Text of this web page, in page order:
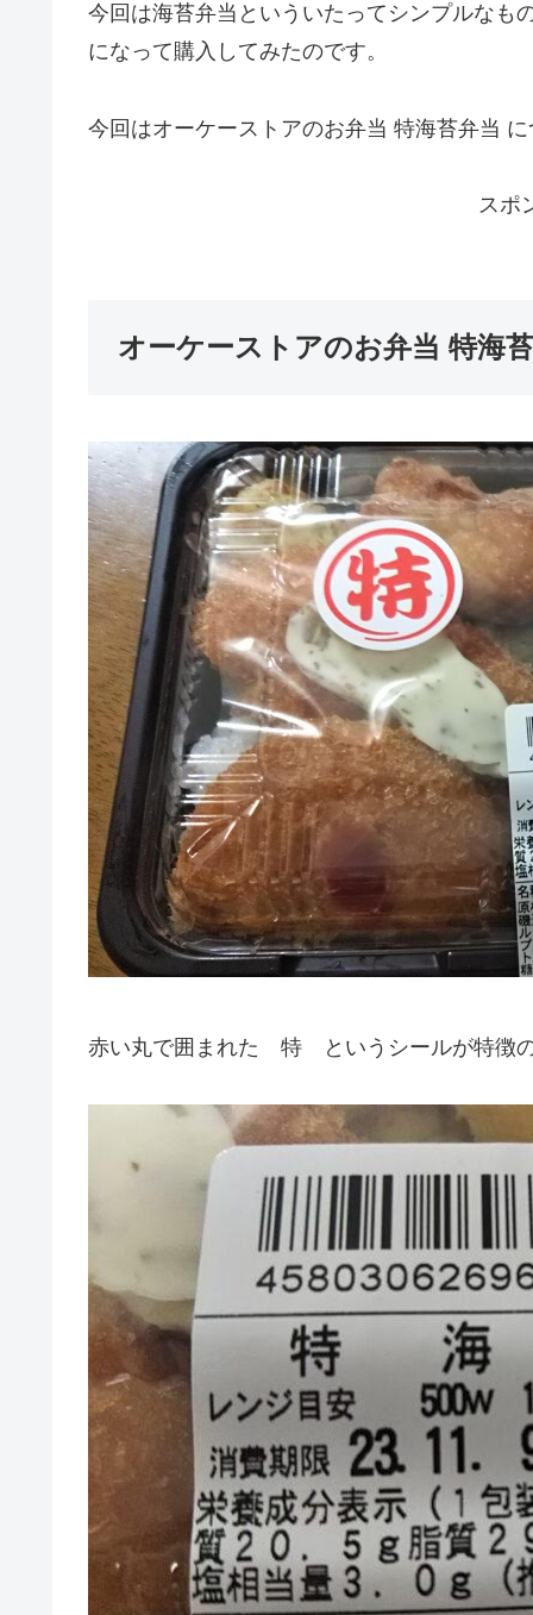
今回は海苔弁当といういたってシンプルな
になって購入してみたのです。
今回はオーケーストアのお弁当 特海苔弁当 に
スポ
オーケーストアのお弁当 特海
赤い丸で囲まれた 特 というシールが特徴の